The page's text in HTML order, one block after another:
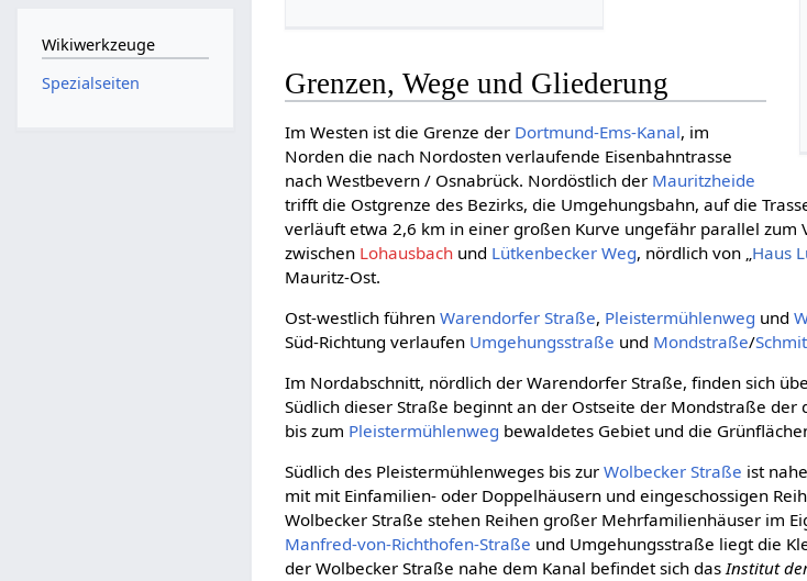
Grenzen, Wege und Gliederung
Im Westen ist die Grenze der Dortmund-Ems-Kanal, im
Norden die nach Nordosten verlaufende Eisenbahntrasse
nach Westbevern / Osnabrück. Nordöstlich der Mauritzheide
trifft die Ostgrenze des Bezirks, die Umgehungsbahn, auf die
verläuft etwa 2,6 km in einer großen Kurve ungefähr parallel zum
zwischen Lohausbach und Lütkenbecker Weg, nördlich von „ Haus
Mauritz-Ost.
Ost-westlich führenWarendorfer Straße, Pleistermühlenweg und
Süd-Richtung verlaufen Umgehungsstraße und Mondstraße/
Im Nordabschnitt, nördlich der Warendorfer Straße, finden sich
Südlich dieser Straße beginnt an der Ostseite der Mondstraße
bis zum Pleistermühlenweg bewaldetes Gebiet und die
Südlich des Pleistermühlenweges bis zurWolbecker Straße ist
mit mit Einfamilien- oder Doppelhäusern und eingeschossigen
Wolbecker Straße stehen Reihen großer Mehrfamilienhäuser im
Manfred-von-Richthofen-Straße und Umgehungsstraße liegt die
der Wolbecker Straße nahe dem Kanal befindet sich dasInstitut
Wikiwerkzeuge
Spezialseiten